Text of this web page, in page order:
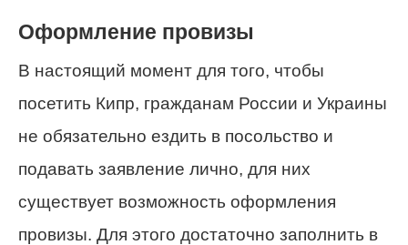
Оформление провизы
В настоящий момент для того, чтобы
посетить Кипр, гражданам России и Украины
не обязательно ездить в посольство и
подавать заявление лично, для них
существует возможность оформления
провизы. Для этого достаточно заполнить в